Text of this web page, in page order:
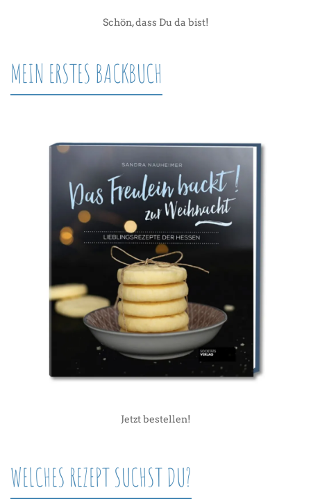
Schön, dass Du da bist!
MEIN ERSTES BACKBUCH
Jetzt bestellen!
WELCHES REZEPT SUCHST DU?